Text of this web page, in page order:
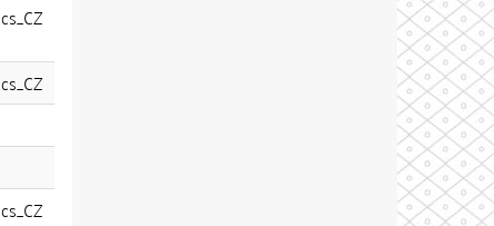
cs_CZ
cs_CZ
cs_CZ